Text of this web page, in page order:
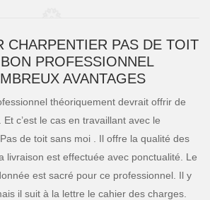
CHARPENTIER PAS DE TOIT
PROFESSIONNEL
AVANTAGES
théoriquement devrait offrir de
c’est le cas en travaillant avec le
de toit sans moi . Il offre la qualité des
livraison est effectuée avec ponctualité. Le
est sacré pour ce professionnel. Il y
il suit à la lettre le cahier des charges.